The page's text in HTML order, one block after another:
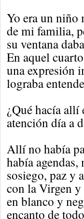
Yo era un niño
de mi familia,
su ventana
En aquel
una expresión
lograba
¿Qué hacía allí
atención día a
Allí no había
había
sosiego, paz y
con la Virgen y
en blanco y
encanto de